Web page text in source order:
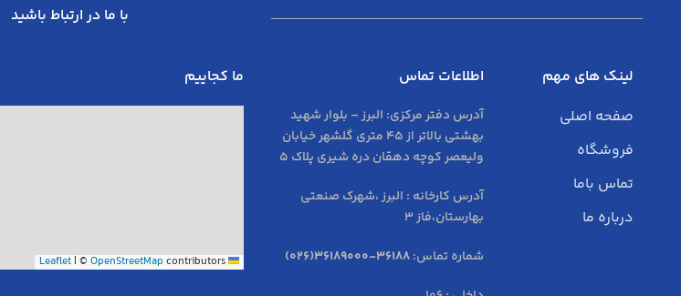
با ما در ارتباط باشید
لینک های مهم
صفحه اصلی
فروشگاه
تماس باما
درباره ما
اطلاعات تماس
آدرس دفتر مرکزی: البرز – بلوار شهید
بهشتی بالاتر از 45 متری گلشهر خیابان
ولیعصر کوچه دهقان دره شیری پلاک 5
آدرس کارخانه : البرز ،شهرک صنعتی
بهارستان،فاز 3
شماره تماس:36188-36189000(026)
ما کجاییم
Leaflet
| © OpenStreetMap contributors